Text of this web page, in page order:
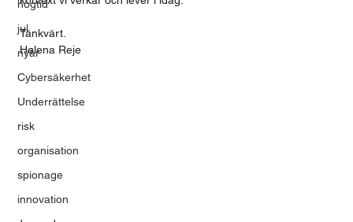
högtid
jul
nyår
Cybersäkerhet
Underrättelse
risk
organisation
spionage
innovation
Tänkvärt.
Helena Reje